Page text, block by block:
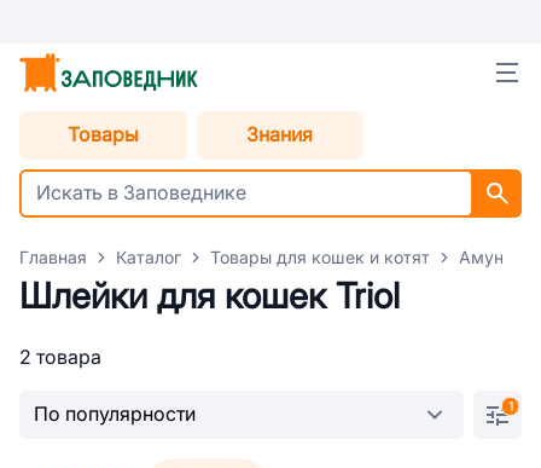
Товары Знания
Главная Каталог Товары для кошек и котят
Шлейки для кошек Triol
2 товара
1